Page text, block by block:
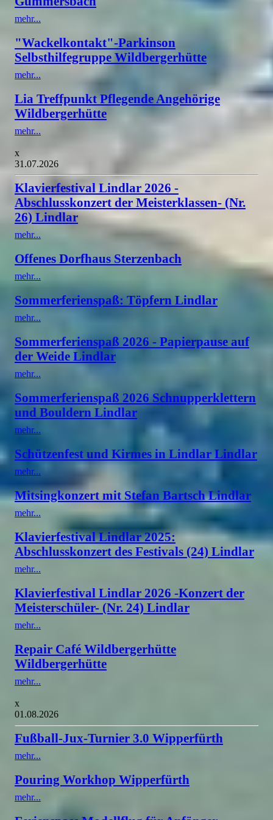
mehr...
"Wackelkontakt"-Parkinson
Selbsthilfegruppe Wildbergerhütte
mehr...
Lia Treffpunkt Pflegende Angehörige
Wildbergerhütte
mehr...
x
31.07.2026
Klavierfestival Lindlar 2026 -
Abschlusskonzert der Meisterklassen- (Nr.
26) Lindlar
mehr...
Offenes Dorfhaus Sterzenbach
mehr...
Sommerferienspaß: Töpfern Lindlar
mehr...
Sommerferienspaß 2026 - Papierpause auf
der Weide Lindlar
mehr...
Sommerferienspaß 2026 Schnupperklettern
und Bouldern Lindlar
mehr...
Schützenfest und Kirmes in Lindlar Lindlar
mehr...
Mitsingkonzert mit Stefan Bartsch Lindlar
mehr...
Klavierfestival Lindlar 2025:
Abschlusskonzert des Festivals (24) Lindlar
mehr...
Klavierfestival Lindlar 2026 -Konzert der
Meisterschüler- (Nr. 24) Lindlar
mehr...
Repair Café Wildbergerhütte
Wildbergerhütte
mehr...
x
01.08.2026
Fußball-Jux-Turnier 3.0 Wipperfürth
mehr...
Pouring Workhop Wipperfürth
mehr...